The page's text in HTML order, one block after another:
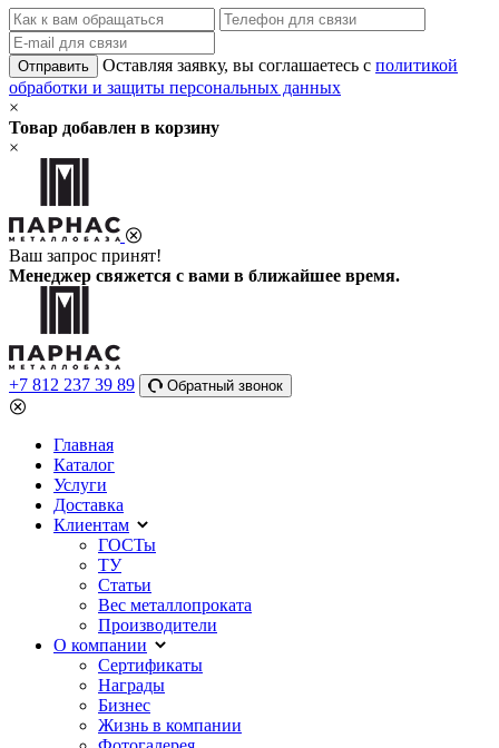
Отправить Оставляя заявку, вы соглашаетесь с политикой
обработки и защиты персональных данных
×
Товар добавлен в корзину
×
Ваш запрос принят!
Менеджер свяжется с вами в ближайшее время.
+7 812 237 39 89 Обратный звонок
Главная
Каталог
Услуги
Доставка
Клиентам
ГОСТы
ТУ
Статьи
Вес металлопроката
Производители
О компании
Сертификаты
Награды
Бизнес
Жизнь в компании